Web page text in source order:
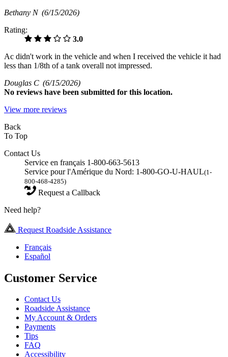
Bethany N (6/15/2026)
Rating:
3.0
Ac didn't work in the vehicle and when I received the vehicle it had
less than 1/8th of a tank overall not impressed.
Douglas C (6/15/2026)
No reviews have been submitted for this location.
View more reviews
Back
To Top
Contact Us
Service en français 1-800-663-5613
Service pour l'Amérique du Nord: 1-800-GO-U-HAUL(1-
800-468-4285)
Request a Callback
Need help?
Request Roadside Assistance
Français
Español
Customer Service
Contact Us
Roadside Assistance
My Account & Orders
Payments
Tips
FAQ
Accessibility